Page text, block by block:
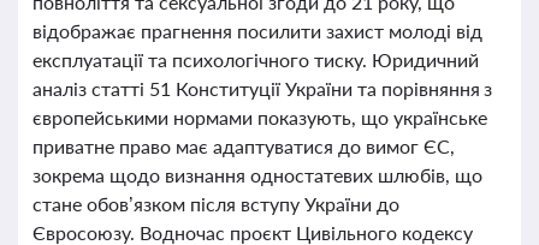
відображає прагнення посилити захист молоді від
експлуатації та психологічного тиску. Юридичний
аналіз статті 51 Конституції України та порівняння з
європейськими нормами показують, що українське
приватне право має адаптуватися до вимог ЄС,
зокрема щодо визнання одностатевих шлюбів, що
стане обов’язком після вступу України до
Євросоюзу. Водночас проєкт Цивільного кодексу